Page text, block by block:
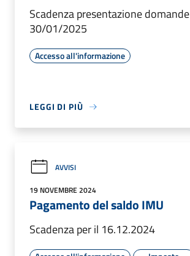
Scadenza presentazione domande
30/01/2025
Accesso all'informazione
LEGGI DI PIÙ
AVVISI
19 NOVEMBRE 2024
Pagamento del saldo IMU
Scadenza per il 16.12.2024